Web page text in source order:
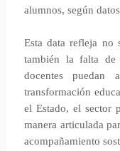
alumnos, según
Esta data refleja no
también la falta de
docentes
transformación
el Estado, el sector
manera articulada
acompañamiento